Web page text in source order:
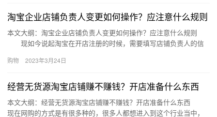
淘宝企业店铺负责人变更如何操作？应注意什么规则
本文大纲：淘宝企业店铺负责人变更如何操作？应注意什么规则
现如今说起淘宝在开店注册的时候，需要填写店铺负责人的信
息，那么…
购物 2023年3月24日
经营无货源淘宝店铺赚不赚钱？开店准备什么东西
本文大纲：经营无货源淘宝店铺赚不赚钱？开店准备什么东西
现在网购的方式是有很多种的，很多人都想进入到这个行业当中，